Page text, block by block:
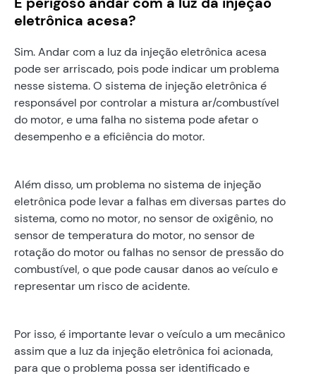
eletrônica acesa?
Sim. Andar com a luz da injeção eletrônica acesa
pode ser arriscado, pois pode indicar um problema
nesse sistema. O sistema de injeção eletrônica é
responsável por controlar a mistura ar/combustível
do motor, e uma falha no sistema pode afetar o
desempenho e a eficiência do motor.
Além disso, um problema no sistema de injeção
eletrônica pode levar a falhas em diversas partes do
sistema, como no motor, no sensor de oxigênio, no
sensor de temperatura do motor, no sensor de
rotação do motor ou falhas no sensor de pressão do
combustível, o que pode causar danos ao veículo e
representar um risco de acidente.
Por isso, é importante levar o veículo a um mecânico
assim que a luz da injeção eletrônica foi acionada,
para que o problema possa ser identificado e